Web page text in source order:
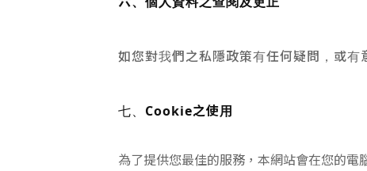
如您對我們之私隱政策有任何疑問，或
七、 Cookie之使用
為了提供您最佳的服務，本網站會在您的